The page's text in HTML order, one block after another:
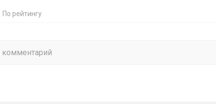
По рейтингу